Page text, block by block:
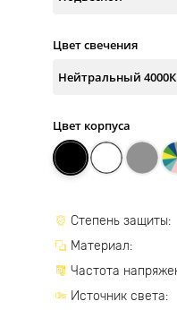
Цвет свечения
Цвет корпуса
Степень защиты:
Материал:
Частота
Источник света: